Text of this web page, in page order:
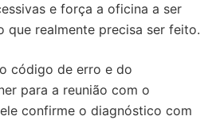
e força a oficina a ser
que realmente precisa ser feito.
código de erro e do
para a reunião com o
confirme o diagnóstico com